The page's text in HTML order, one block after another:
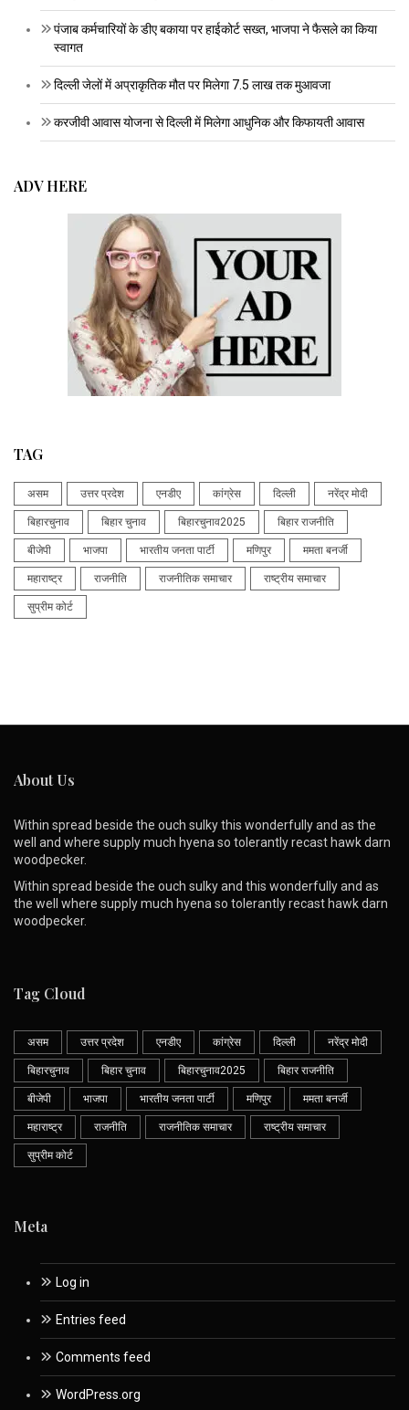
पंजाब कर्मचारियों के डीए बकाया पर हाईकोर्ट सख्त, भाजपा ने फैसले का किया
स्वागत
दिल्ली जेलों में अप्राकृतिक मौत पर मिलेगा 7.5 लाख तक मुआवजा
करजीवी आवास योजना से दिल्ली में मिलेगा आधुनिक और किफायती आवास
ADV HERE
TAG
असम उत्तर प्रदेश एनडीए कांग्रेस दिल्ली नरेंद्र मोदी
बिहारचुनाव बिहार चुनाव बिहारचुनाव2025 बिहार राजनीति
बीजेपी भाजपा भारतीय जनता पार्टी मणिपुर ममता बनर्जी
महाराष्ट्र राजनीति राजनीतिक समाचार राष्ट्रीय समाचार
सुप्रीम कोर्ट
About Us
Within spread beside the ouch sulky this wonderfully and as the
well and where supply much hyena so tolerantly recast hawk darn
woodpecker.
Within spread beside the ouch sulky and this wonderfully and as
the well where supply much hyena so tolerantly recast hawk darn
woodpecker.
Tag Cloud
असम उत्तर प्रदेश एनडीए कांग्रेस दिल्ली नरेंद्र मोदी
बिहारचुनाव बिहार चुनाव बिहारचुनाव2025 बिहार राजनीति
बीजेपी भाजपा भारतीय जनता पार्टी मणिपुर ममता बनर्जी
महाराष्ट्र राजनीति राजनीतिक समाचार राष्ट्रीय समाचार
सुप्रीम कोर्ट
Meta
Log in
Entries feed
Comments feed
WordPress.org